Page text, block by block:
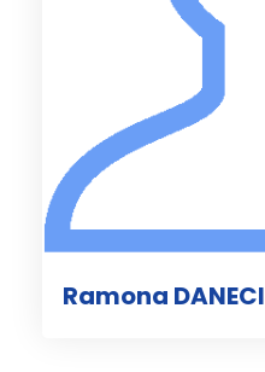
Ramona DANECI